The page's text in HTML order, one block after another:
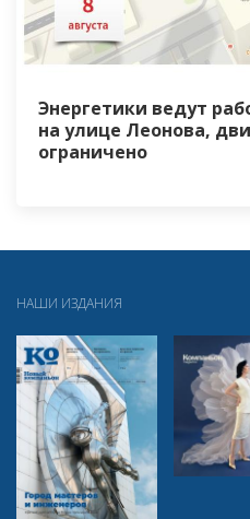
Энергетики ведут
на улице Леонова,
ограничено
НАШИ ИЗДАНИЯ